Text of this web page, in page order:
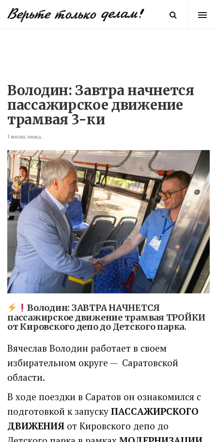
Володин: Завтра начнется
пассажирское движение
трамвая 3-ки
1 месяц назад
Володин: ЗАВТРА НАЧНЕТСЯ
пассажирское движение трамвая ТРОЙКИ
от Кировского депо до Детского парка.
Вячеслав Володин работает в своем
избирательном округе — Саратовской
области.
В ходе поездки в Саратов он ознакомился с
подготовкой к запуску ПАССАЖИРСКОГО
ДВИЖЕНИЯ от Кировского депо до